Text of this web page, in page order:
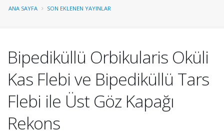
ANA SAYFA SON EKLENEN YAYINLAR
Bipediküllü Orbikularis Oküli
Kas Flebi ve Bipediküllü Tars
Flebi ile Üst Göz Kapağı
Rekons